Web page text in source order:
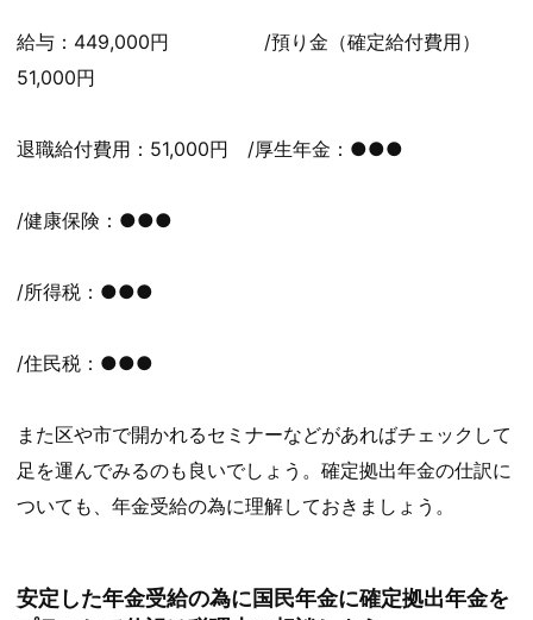
給与：449,000円 /預り金（確定給付費用）
51,000円
退職給付費用：51,000円 /厚生年金：●●●
/健康保険：●●●
/所得税：●●●
/住民税：●●●
また区や市で開かれるセミナーなどがあればチェックして
足を運んでみるのも良いでしょう。確定拠出年金の仕訳に
ついても、年金受給の為に理解しておきましょう。
安定した年金受給の為に国民年金に確定拠出年金を